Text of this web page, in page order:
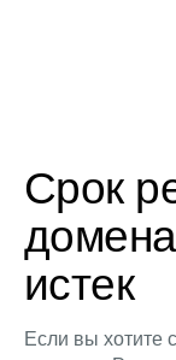
Срок
истек
Если вы хотите